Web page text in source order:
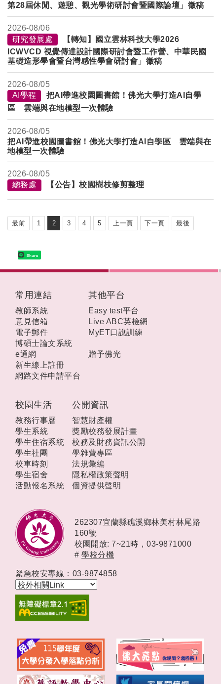
第28屆休閒、遊憩、觀光學術研討會暨國際論壇」徵稿
2026-08/06
研究發展處
【轉知】國立雲林科技大學2026
ICWVCD 視覺傳達設計國際研討會暨工作營、中華民國
基礎造形學會暨台灣感性學會研討會」徵稿
2026-08/05
AI學程
把AI帶進校園圖書館！佛光大學打造AI自學
區 雲端與在地模型一次體驗
2026-08/05
把AI帶進校園圖書館！佛光大學打造AI自學區 雲端與在
地模型一次體驗
2026-08/05
總務處
【公告】校園樹枝修剪整理
最前 1 2 3 4 5 上一頁 下一頁 最後
Share
校園生活
教務行事曆
學生系統
學生住宿系統
學生社團
校車時刻
學生宿舍
活動報名系統
公開資訊
智慧財產權
獎勵校務發展計畫
校務及財務資訊公開
學雜費專區
法規彙編
隱私權政策聲明
個資提供聲明
常用連結
教師系統
意見信箱
電子郵件
博碩士論文系統
e通網
新生線上註冊
網路文件申請平台
其他平台
Easy test平台
Live ABC英檢網
MyET口說訓練
贈予佛光
262307宜蘭縣礁溪鄉林美村林尾路
160號
校園開放: 7~21時， 03-9871000
# 學校分機
緊急校安專線：03-9874858